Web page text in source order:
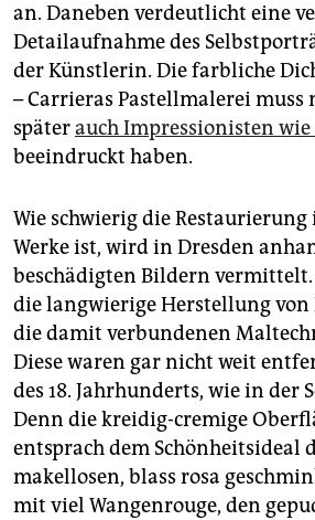
an. Daneben verdeutlicht eine
Detailaufnahme des
der Künstlerin. Die farbliche
– Carrieras Pastellmalerei muss
späterauch Impressionisten wie
beeindruckt haben.
Wie schwierig die
Werke ist, wird in Dresden
beschädigten Bildern vermittelt.
die langwierige Herstellung
die damit verbundenen
Diese waren gar nicht weit
des 18. Jahrhunderts, wie in der
Denn die kreidig-cremige
entsprach dem Schönheitsideal
makellosen, blass rosa
mit viel Wangenrouge, den